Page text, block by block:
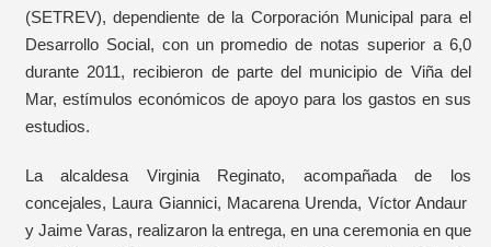
(SETREV), dependiente de la Corporación Municipal para el
Desarrollo Social, con un promedio de notas superior a 6,0
durante 2011, recibieron de parte del municipio de Viña del
Mar, estímulos económicos de apoyo para los gastos en sus
estudios.
La alcaldesa Virginia Reginato, acompañada de los
concejales, Laura Giannici, Macarena Urenda, Víctor Andaur
y Jaime Varas, realizaron la entrega, en una ceremonia en que